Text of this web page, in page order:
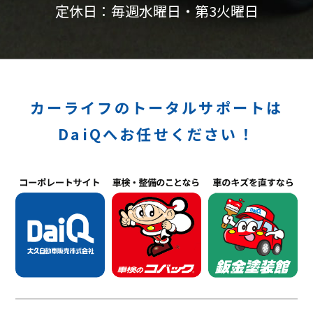
定休日：毎週水曜日・第3火曜日
カーライフのトータルサポートは
DaiQへお任せください！